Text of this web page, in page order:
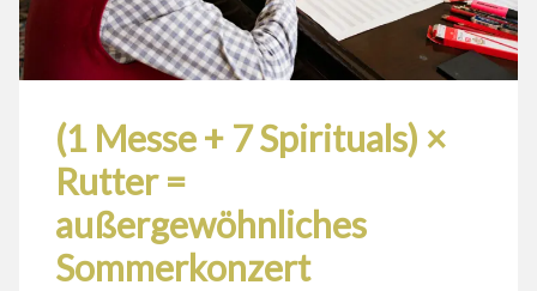
(1 Messe + 7 Spirituals) ×
Rutter =
außergewöhnliches
Sommerkonzert